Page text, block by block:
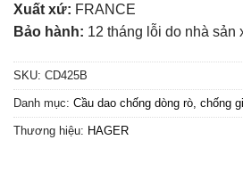
Xuất xứ: FRANCE
Bảo hành: 12 tháng lỗi do nhà sản
SKU: CD425B
Danh mục: Cầu dao chống dòng rò, chống
Thương hiệu: HAGER